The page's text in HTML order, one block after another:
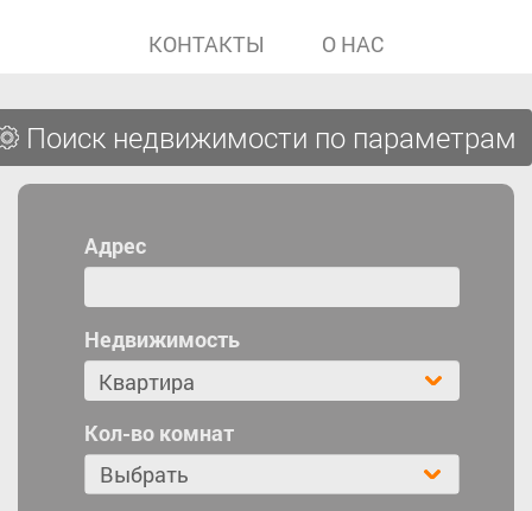
КОНТАКТЫ О НАС
Поиск недвижимости по параметрам
Адрес
Недвижимость
Кол-во комнат
Выбрать